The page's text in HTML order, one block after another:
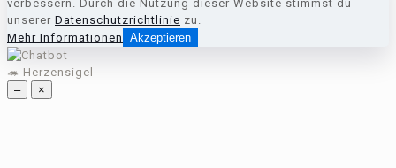
verbessern. Durch die Nutzung dieser Website stimmst du
unserer Datenschutzrichtlinie zu.
Mehr Informationen
Akzeptieren
🦔 Herzensigel
–
×